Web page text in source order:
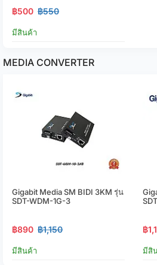
฿500 ฿550
มีสินค้า
MEDIA CONVERTER
Gigabit Media SM BIDI 3KM รุ่น
SDT-WDM-1G-3
฿890 ฿1,150
มีสินค้า
฿
มีสิ